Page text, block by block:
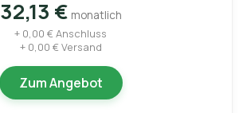
32,13 € monatlich
+ 0,00 € Anschluss
+ 0,00 € Versand
Zum Angebot